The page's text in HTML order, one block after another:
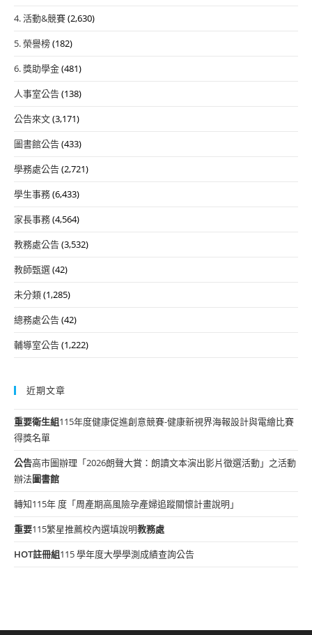
4. 活動&競賽(2,630)
5. 榮譽榜(182)
6. 獎助學金(481)
人事室公告(138)
公告來文(3,171)
圖書館公告(433)
學務處公告(2,721)
學生事務(6,433)
家長事務(4,564)
教務處公告(3,532)
教師甄選(42)
未分類(1,285)
總務處公告(42)
輔導室公告(1,222)
近期文章
重要衛生組115年度健康促進創意競賽-健康新視界海報設計與電繪比賽
得獎名單
公告高市圖辦理「2026朗聲大賞：朗讀文本演出影片徵選活動」之活動
辦法圖書館
轉知115年 度「周產期高風險孕產婦追蹤關懷計畫說明」
重要115繁星推薦校內選填說明教務處
HOT註冊組115 學年度大學學測成績查詢公告